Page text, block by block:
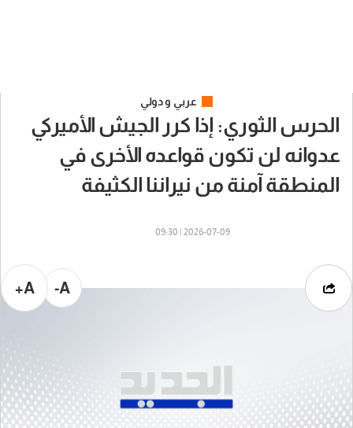
عربي و دولي
الحرس الثوري: إذا كرر الجيش الأميركي
عدوانه لن تكون قواعده الأخرى في
المنطقة آمنة من نيراننا الكثيفة
2026-07-09 | 09:30
A-
A+